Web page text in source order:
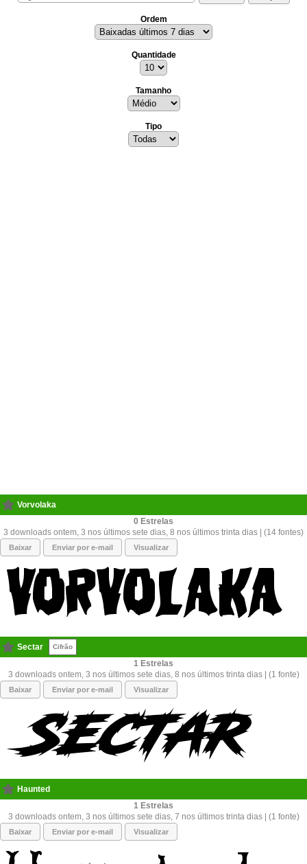
Ordem
Quantidade
Tamanho
Tipo
Vorvolaka
0
3 downloads ontem, 3 nos últimos sete dias, 8 nos últimos trinta dias | (14 fontes)
Baixar Enviar por e-mail Visualizar
Sectar Cifrão
1
3 downloads ontem, 3 nos últimos sete dias, 8 nos últimos trinta dias | (1 fonte)
Baixar Enviar por e-mail Visualizar
Haunted
1
3 downloads ontem, 3 nos últimos sete dias, 7 nos últimos trinta dias | (1 fonte)
Baixar Enviar por e-mail Visualizar